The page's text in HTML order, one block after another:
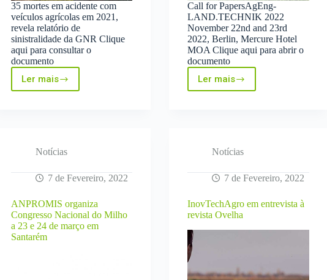
35 mortes em acidente com
veículos agrícolas em 2021,
revela relatório de
sinistralidade da GNR Clique
aqui para consultar o
documento
Ler maisRelatório
de
Call for PapersAgEng-
LAND.TECHNIK 2022
November 22nd and 23rd
2022, Berlin, Mercure Hotel
MOA Clique aqui para abrir o
documento
Ler mais
Call
for
Notícias
7 de Fevereiro, 2022
ANPROMIS organiza
Congresso Nacional do Milho
a 23 e 24 de março em
Santarém
Notícias
7 de Fevereiro, 2022
InovTechAgro em entrevista à
revista Ovelha